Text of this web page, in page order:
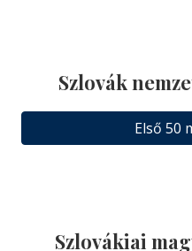
Szlovák
Első 50
Szlovákiai